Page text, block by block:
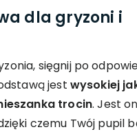
dla gryzoni i
sięgnij po
jest wysokiej
trocin. Jest
czemu Twój pupil